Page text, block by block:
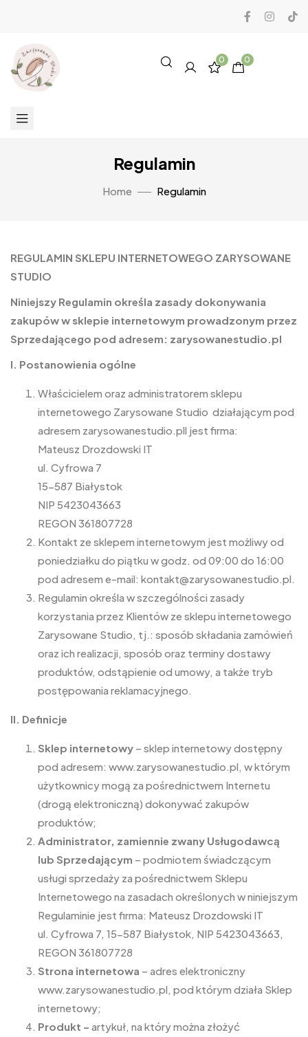
0 0
Regulamin
Home Regulamin
REGULAMIN SKLEPU INTERNETOWEGO ZARYSOWANE
STUDIO
Niniejszy Regulamin określa zasady dokonywania
zakupów w sklepie internetowym prowadzonym przez
Sprzedającego pod adresem: zarysowanestudio.pl
I. Postanowienia ogólne
Właścicielem oraz administratorem sklepu
internetowego Zarysowane Studio działającym pod
adresem zarysowanestudio.pll jest firma:
Mateusz Drozdowski IT
ul. Cyfrowa 7
15-587 Białystok
NIP 5423043663
REGON 361807728
Kontakt ze sklepem internetowym jest możliwy od
poniedziałku do piątku w godz. od 09:00 do 16:00
pod adresem e-mail: kontakt@zarysowanestudio.pl.
Regulamin określa w szczególności zasady
korzystania przez Klientów ze sklepu internetowego
Zarysowane Studio, tj.: sposób składania zamówień
oraz ich realizacji, sposób oraz terminy dostawy
produktów, odstąpienie od umowy, a także tryb
postępowania reklamacyjnego.
II. Definicje
Sklep internetowy – sklep internetowy dostępny
pod adresem: www.zarysowanestudio.pl, w którym
użytkownicy mogą za pośrednictwem Internetu
(drogą elektroniczną) dokonywać zakupów
produktów;
Administrator, zamiennie zwany Usługodawcą
lub Sprzedającym – podmiotem świadczącym
usługi sprzedaży za pośrednictwem Sklepu
Internetowego na zasadach określonych w niniejszym
Regulaminie jest firma: Mateusz Drozdowski IT
ul. Cyfrowa 7, 15-587 Białystok, NIP 5423043663,
REGON 361807728
Strona internetowa – adres elektroniczny
www.zarysowanestudio.pl, pod którym działa Sklep
internetowy;
Produkt – artykuł, na który można złożyć